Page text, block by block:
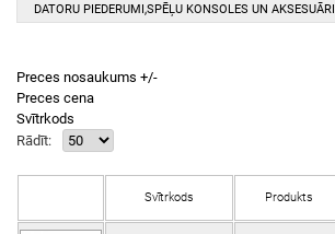
DATORU PIEDERUMI,SPĒĻU KONSOLES UN AKSESUĀRI
Preces nosaukums +/-
Preces cena
Svītrkods
Rādīt:
Svītrkods Produkts